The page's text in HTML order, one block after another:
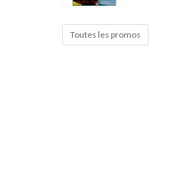
Cible de frappe
Condition
Toutes les promos